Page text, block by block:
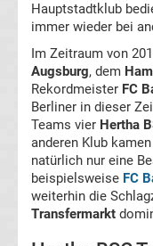
Bundesliga
Ergebnisse
2.
Liga
Ergebnisse
Hauptstadtklub
immer wieder bei
Im Zeitraum von
Augsburg, dem
Rekordmeister FC
Berliner in dieser
Teams vier Hertha
anderen Klub
natürlich nur eine
beispielsweise FC
weiterhin die
Transfermarkt